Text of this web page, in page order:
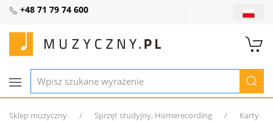
+48 71 79 74 600
Sklep muzyczny Sprzęt studyjny, Homerecording
Karty